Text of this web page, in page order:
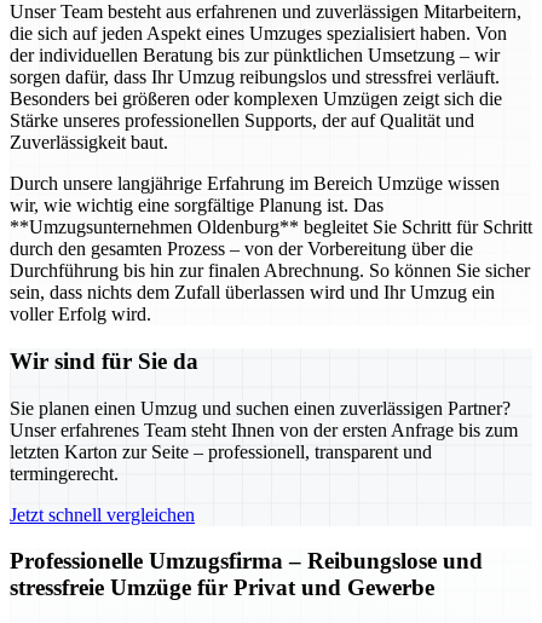
Unser Team besteht aus erfahrenen und zuverlässigen Mitarbeitern,
die sich auf jeden Aspekt eines Umzuges spezialisiert haben. Von
der individuellen Beratung bis zur pünktlichen Umsetzung – wir
sorgen dafür, dass Ihr Umzug reibungslos und stressfrei verläuft.
Besonders bei größeren oder komplexen Umzügen zeigt sich die
Stärke unseres professionellen Supports, der auf Qualität und
Zuverlässigkeit baut.
Durch unsere langjährige Erfahrung im Bereich Umzüge wissen
wir, wie wichtig eine sorgfältige Planung ist. Das
**Umzugsunternehmen Oldenburg** begleitet Sie Schritt für Schritt
durch den gesamten Prozess – von der Vorbereitung über die
Durchführung bis hin zur finalen Abrechnung. So können Sie sicher
sein, dass nichts dem Zufall überlassen wird und Ihr Umzug ein
voller Erfolg wird.
Wir sind für Sie da
Sie planen einen Umzug und suchen einen zuverlässigen Partner?
Unser erfahrenes Team steht Ihnen von der ersten Anfrage bis zum
letzten Karton zur Seite – professionell, transparent und
termingerecht.
Jetzt schnell vergleichen
Professionelle Umzugsfirma – Reibungslose und
stressfreie Umzüge für Privat und Gewerbe